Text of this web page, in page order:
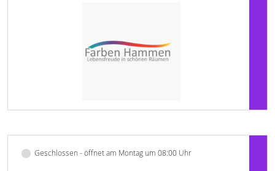
Geschlossen - öffnet am Montag um 08:00 Uhr